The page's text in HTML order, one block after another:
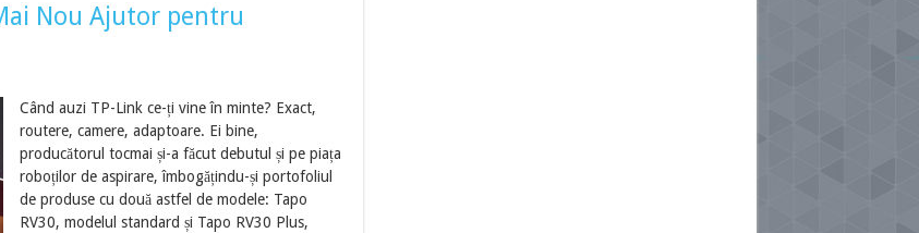
Nou Ajutor pentru
Când auzi TP-Link ce-ți vine în minte? Exact,
routere, camere, adaptoare. Ei bine,
producătorul tocmai și-a făcut debutul și pe piața
roboților de aspirare, îmbogățindu-și portofoliul
de produse cu două astfel de modele: Tapo
RV30, modelul standard și Tapo RV30 Plus,